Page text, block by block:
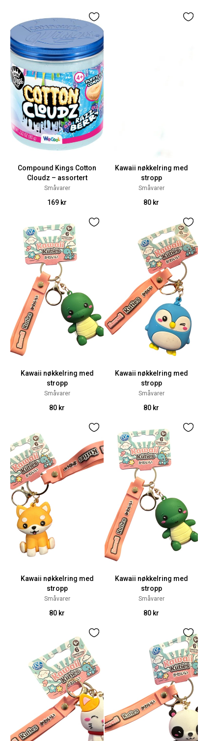
Compound Kings Cotton
Cloudz – assortert
Småvarer
169 kr
Kawaii nøkkelring med
stropp
Småvarer
80 kr
Kawaii nøkkelring med
stropp
Småvarer
80 kr
Kawaii nøkkelring med
stropp
Småvarer
80 kr
Kawaii nøkkelring med
stropp
Småvarer
80 kr
Kawaii nøkkelring med
stropp
Småvarer
80 kr